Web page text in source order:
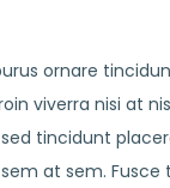
ornare
viverra nisi at
tincidunt
at sem. Fusce